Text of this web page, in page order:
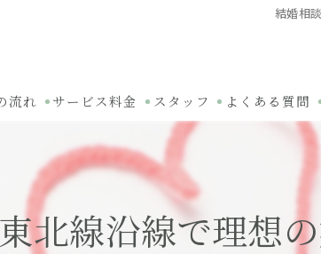
結婚相
流れ サービス料金 スタッフ よくある質問
北線沿線で理想